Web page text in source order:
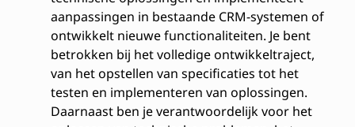
aanpassingen in bestaande CRM-systemen of
ontwikkelt nieuwe functionaliteiten. Je bent
betrokken bij het volledige ontwikkeltraject,
van het opstellen van specificaties tot het
testen en implementeren van oplossingen.
Daarnaast ben je verantwoordelijk voor het